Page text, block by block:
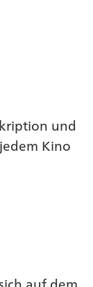
und
Kino
auf dem